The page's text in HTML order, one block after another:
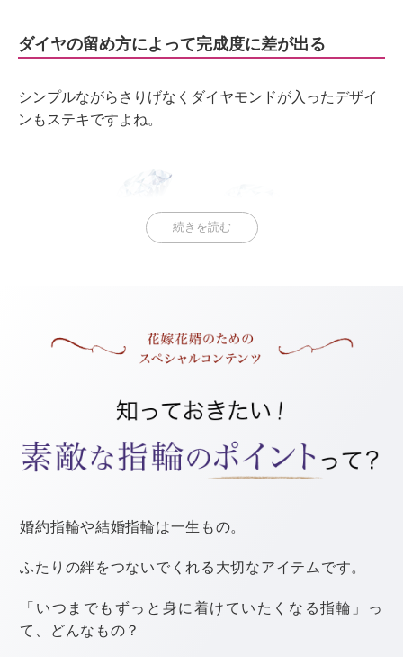
ダイヤの留め方によって完成度に差が出る
続きを読む
シンプルながらさりげなくダイヤモンドが入ったデザイ
ンもステキですよね。
チェックポイント1
隣り合うダイヤモンドの距離
ダイヤモンドとダイヤモンドの間に大きな隙間が空いて
いると、輝きが途切れ途切れになってしまいます。